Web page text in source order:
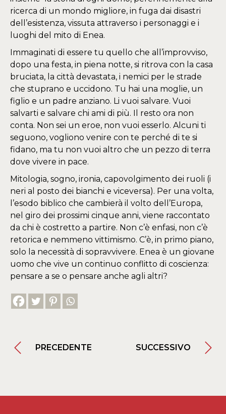
ricerca di un mondo migliore, in fuga dai disastri
dell’esistenza, vissuta attraverso i personaggi e i
luoghi del mito di Enea.
Immaginati di essere tu quello che all’improvviso,
dopo una festa, in piena notte, si ritrova con la casa
bruciata, la città devastata, i nemici per le strade
che stuprano e uccidono. Tu hai una moglie, un
figlio e un padre anziano. Li vuoi salvare. Vuoi
salvarti e salvare chi ami di più. Il resto ora non
conta. Non sei un eroe, non vuoi esserlo. Alcuni ti
seguono, vogliono venire con te perché di te si
fidano, ma tu non vuoi altro che un pezzo di terra
dove vivere in pace.
Mitologia, sogno, ironia, capovolgimento dei ruoli (i
neri al posto dei bianchi e viceversa). Per una volta,
l’esodo biblico che cambierà il volto dell’Europa,
nel giro dei prossimi cinque anni, viene raccontato
da chi è costretto a partire. Non c’è enfasi, non c’è
retorica e nemmeno vittimismo. C’è, in primo piano,
solo la necessità di sopravvivere. Enea è un giovane
uomo che vive un continuo conflitto di coscienza:
pensare a se o pensare anche agli altri?
PRECEDENTE SUCCESSIVO